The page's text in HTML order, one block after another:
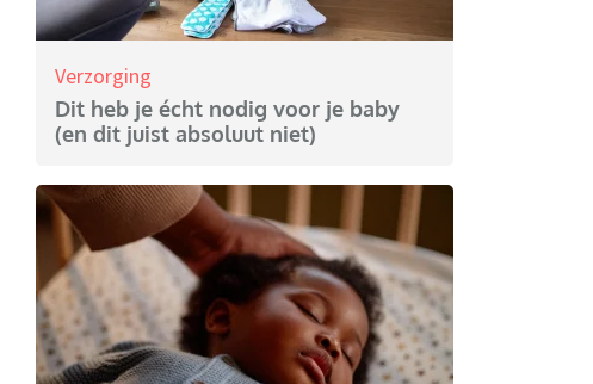
Verzorging
Dit heb je écht nodig voor je baby
(en dit juist absoluut niet)